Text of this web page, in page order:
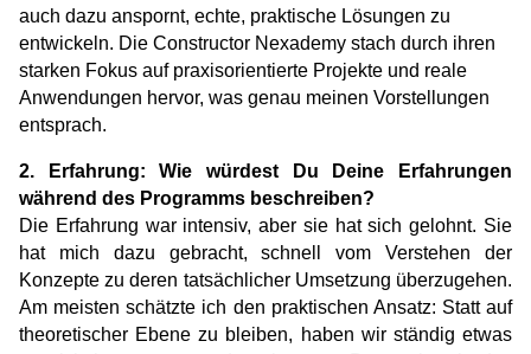
Data Science Einführungskurs
Web-Entwicklung Einführungskurs
Python Einführungskurs
Python & Ops Einführungskurs
auch dazu anspornt, echte, praktische Lösungen zu
entwickeln. Die Constructor Nexademy stach durch ihren
starken Fokus auf praxisorientierte Projekte und reale
Anwendungen hervor, was genau meinen Vorstellungen
entsprach.
2. Erfahrung: Wie würdest Du Deine Erfahrungen
während des Programms beschreiben?
Die Erfahrung war intensiv, aber sie hat sich gelohnt. Sie
hat mich dazu gebracht, schnell vom Verstehen der
Konzepte zu deren tatsächlicher Umsetzung überzugehen.
Am meisten schätzte ich den praktischen Ansatz: Statt auf
theoretischer Ebene zu bleiben, haben wir ständig etwas